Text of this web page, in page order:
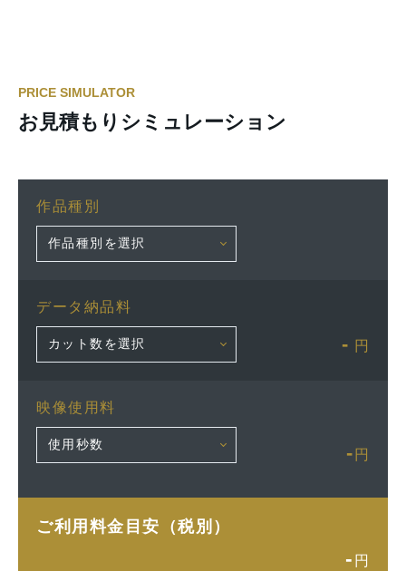
PRICE SIMULATOR
お見積もりシミュレーション
作品種別
データ納品料
- 円
映像使用料
- 円
ご利用料金目安（税別）
- 円